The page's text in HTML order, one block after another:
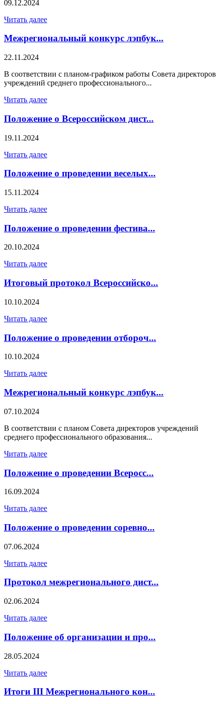
09.12.2024
Читать далее
Межрегиональный конкурс лэпбук...
22.11.2024
В соответствии с планом-графиком работы Совета директоров
учреждений среднего профессионального...
Читать далее
Положение о Всероссийском дист...
19.11.2024
Читать далее
Положение о проведении веселых...
15.11.2024
Читать далее
Положение о проведении фестива...
20.10.2024
Читать далее
Итоговый протокол Всероссийско...
10.10.2024
Читать далее
Положение о проведении отбороч...
10.10.2024
Читать далее
Межрегиональный конкурс лэпбук...
07.10.2024
В соответствии с планом Совета директоров учреждений
среднего профессионального образования...
Читать далее
Положение о проведении Всеросс...
16.09.2024
Читать далее
Положение о проведении соревно...
07.06.2024
Читать далее
Протокол межрегионального дист...
02.06.2024
Читать далее
Положение об организации и про...
28.05.2024
Читать далее
Итоги III Межрегионального кон...